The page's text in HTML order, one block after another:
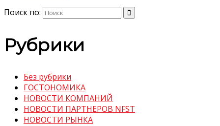
Поиск по:
Рубрики
Без рубрики
ГОСТОНОМИКА
НОВОСТИ КОМПАНИЙ
НОВОСТИ ПАРТНЕРОВ NFST
НОВОСТИ РЫНКА